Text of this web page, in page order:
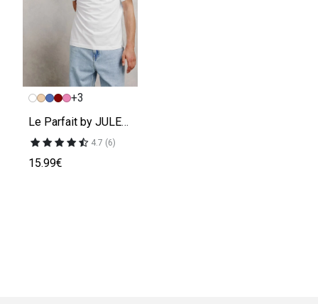
+3
Le Parfait by JULES' t-shirt
4.7 (6)
15.99€